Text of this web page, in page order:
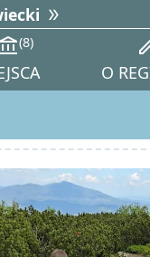
account_balance 8
O